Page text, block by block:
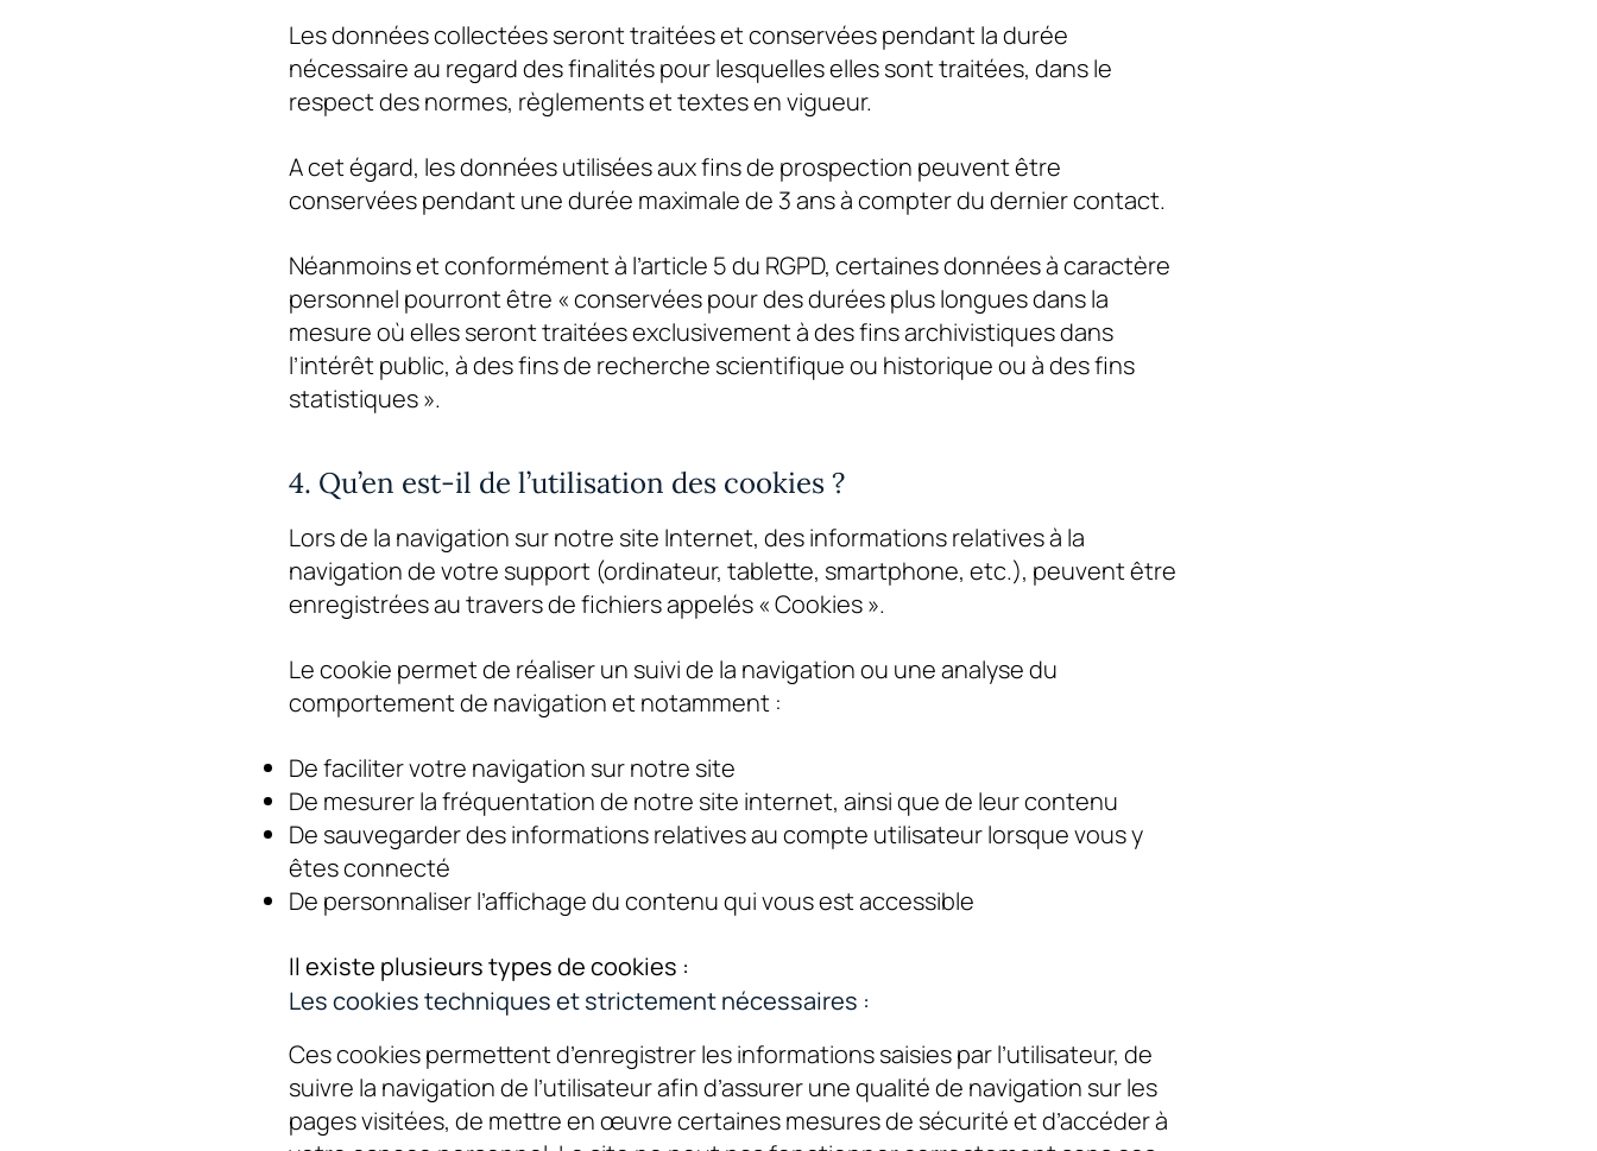
Les données collectées seront traitées et conservées pendant la durée
nécessaire au regard des finalités pour lesquelles elles sont traitées, dans le
respect des normes, règlements et textes en vigueur.
A cet égard, les données utilisées aux fins de prospection peuvent être
conservées pendant une durée maximale de 3 ans à compter du dernier contact.
Néanmoins et conformément à l’article 5 du RGPD, certaines données à caractère
personnel pourront être « conservées pour des durées plus longues dans la
mesure où elles seront traitées exclusivement à des fins archivistiques dans
l’intérêt public, à des fins de recherche scientifique ou historique ou à des fins
statistiques ».
4. Qu’en est-il de l’utilisation des cookies ?
Lors de la navigation sur notre site Internet, des informations relatives à la
navigation de votre support (ordinateur, tablette, smartphone, etc.), peuvent être
enregistrées au travers de fichiers appelés « Cookies ».
Le cookie permet de réaliser un suivi de la navigation ou une analyse du
comportement de navigation et notamment :
De faciliter votre navigation sur notre site
De mesurer la fréquentation de notre site internet, ainsi que de leur contenu
De sauvegarder des informations relatives au compte utilisateur lorsque vous y
êtes connecté
De personnaliser l’affichage du contenu qui vous est accessible
Il existe plusieurs types de cookies :
Les cookies techniques et strictement nécessaires :
Ces cookies permettent d’enregistrer les informations saisies par l’utilisateur, de
suivre la navigation de l’utilisateur afin d’assurer une qualité de navigation sur les
pages visitées, de mettre en œuvre certaines mesures de sécurité et d’accéder à